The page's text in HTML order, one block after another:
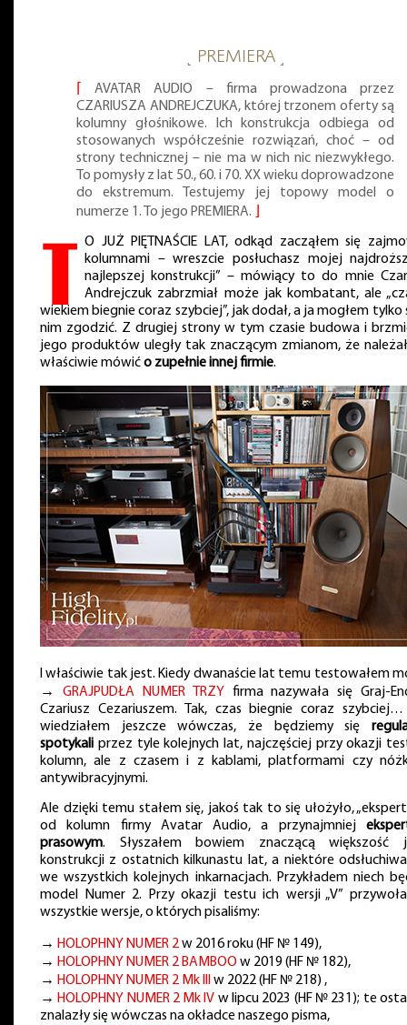
˻ PREMIERA ˼
⌈AVATAR AUDIO – firma prowadzona przez
CZARIUSZA ANDREJCZUKA, której trzonem oferty są
kolumny głośnikowe. Ich konstrukcja odbiega od
stosowanych współcześnie rozwiązań, choć – od
strony technicznej – nie ma w nich nic niezwykłego.
To pomysły z lat 50., 60. i 70. XX wieku doprowadzone
do ekstremum. Testujemy jej topowy model o
numerze 1. To jego PREMIERA.
T O JUŻ PIĘTNAŚCIE LAT, odkąd zacząłem się
kolumnami – wreszcie posłuchasz mojej
najlepszej konstrukcji” – mówiący to do mnie
Andrejczuk zabrzmiał może jak kombatant, ale
wiekiem biegnie coraz szybciej”, jak dodał, a ja mogłem tylko
nim zgodzić. Z drugiej strony w tym czasie budowa i
jego produktów uległy tak znaczącym zmianom, że
właściwie mówićo zupełnie innej firmie.
I właściwie tak jest. Kiedy dwanaście lat temu testowałem
→ GRAJPUDŁA NUMER TRZY firma nazywała się Graj-
Czariusz Cezariuszem. Tak, czas biegnie coraz
wiedziałem jeszcze wówczas, że będziemy się
spotykali przez tyle kolejnych lat, najczęściej przy okazji
kolumn, ale z czasem i z kablami, platformami czy
antywibracyjnymi.
Ale dzięki temu stałem się, jakoś tak to się ułożyło,
od kolumn firmy Avatar Audio, a przynajmniej
prasowym. Słyszałem bowiem znaczącą większość
konstrukcji z ostatnich kilkunastu lat, a niektóre
we wszystkich kolejnych inkarnacjach. Przykładem niech
model Numer 2. Przy okazji testu ich wersji „V”
wszystkie wersje, o których pisaliśmy:
→ HOLOPHNY NUMER 2w 2016 roku (HF № 149),
→ HOLOPHNY NUMER 2 BAMBOO w 2019 (HF № 182),
→ HOLOPHNY NUMER 2 Mk III
w 2022 (HF № 218) ,
→ HOLOPHNY NUMER 2 Mk IV w lipcu 2023 (HF № 231); te
znalazły się wówczas na okładce naszego pisma,